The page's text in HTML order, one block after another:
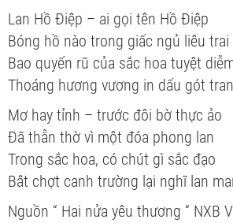
Lan Hồ Điệp – ai gọi tên Hồ Điệp
Bóng hồ nào trong giấc ngủ liêu trai
Bao quyến rũ của sắc hoa tuyệt
Thoáng hương vương in dấu gót
Mơ hay tỉnh – trước đôi bờ thực ảo
Đã thẫn thờ vì một đóa phong lan
Trong sắc hoa, có chút gì sắc đạo
Bât chợt canh trường lại nghĩ lan
Nguồn “ Hai nửa yêu thương “ NXB